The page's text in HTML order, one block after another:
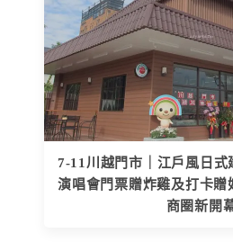
7-11川越門市｜江戶風日式
演唱會門票贈炸雞及打卡贈
商圈新開